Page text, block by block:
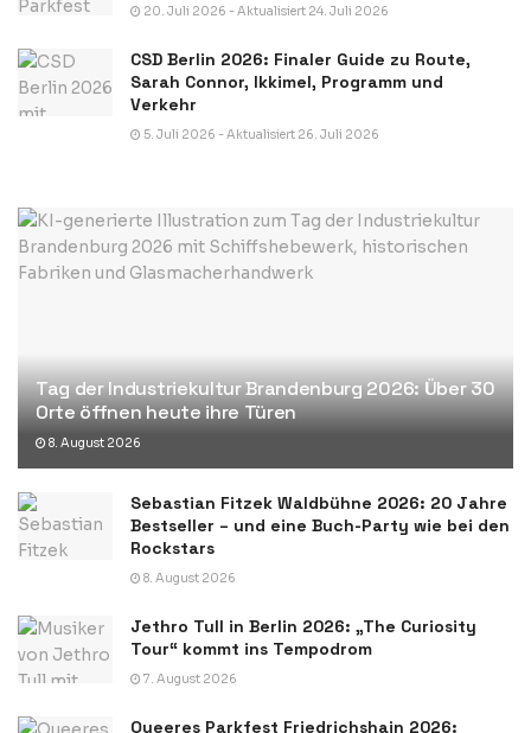
20. Juli 2026 - Aktualisiert 24. Juli 2026
CSD Berlin 2026: Finaler Guide zu Route,
Sarah Connor, Ikkimel, Programm und
Verkehr
5. Juli 2026 - Aktualisiert 26. Juli 2026
Tag der Industriekultur Brandenburg 2026: Über 30
Orte öffnen heute ihre Türen
8. August 2026
Sebastian Fitzek Waldbühne 2026: 20 Jahre
Bestseller – und eine Buch-Party wie bei den
Rockstars
8. August 2026
Jethro Tull in Berlin 2026: „The Curiosity
Tour“ kommt ins Tempodrom
7. August 2026
Queeres Parkfest Friedrichshain 2026: